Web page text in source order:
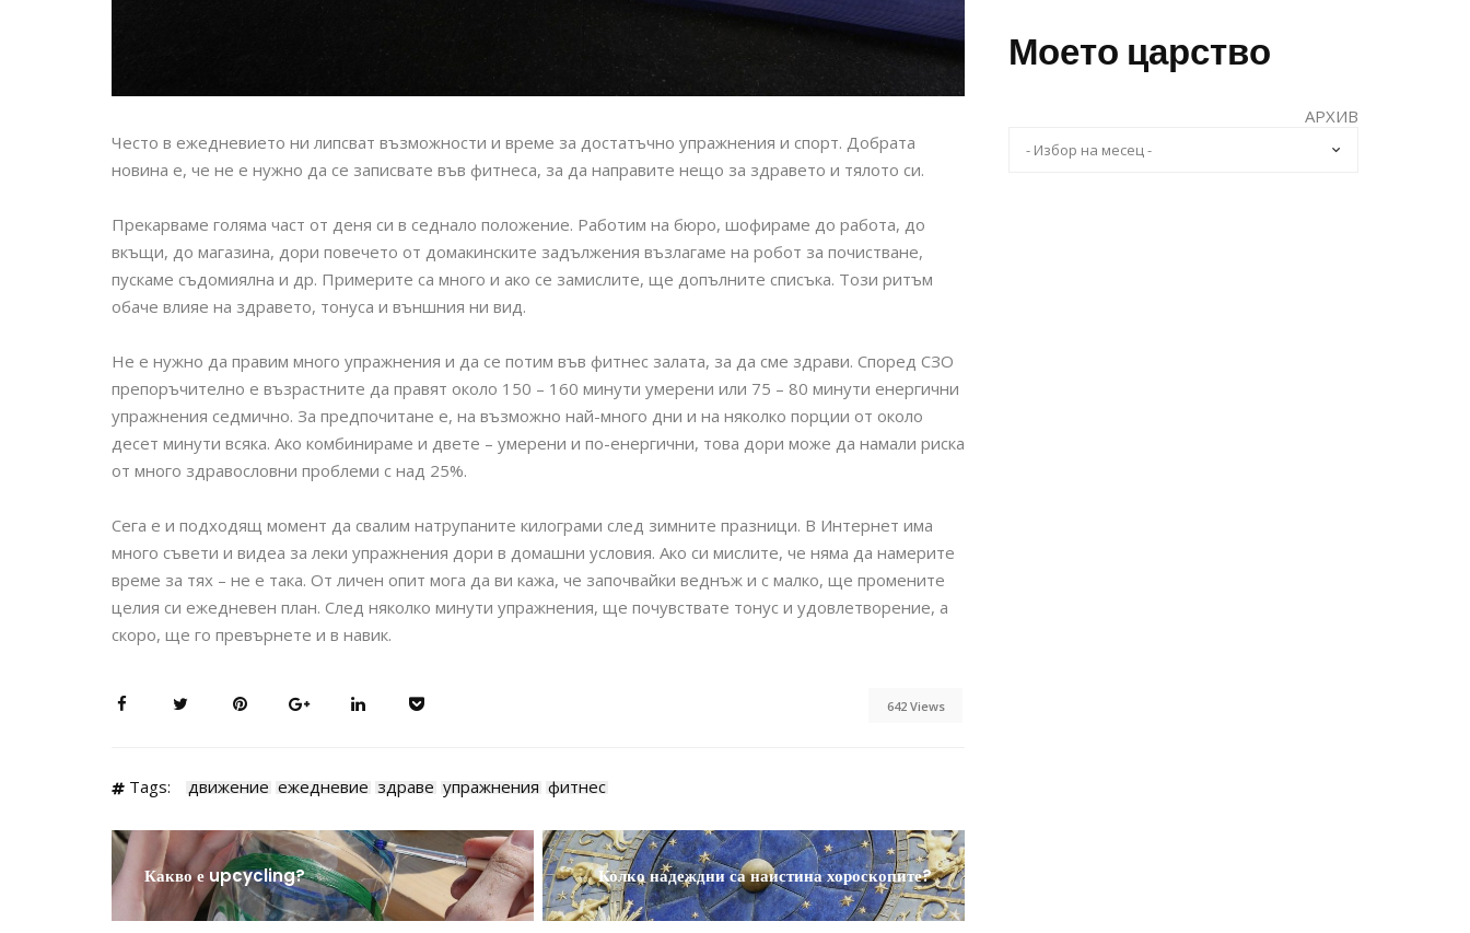
Често в ежедневието ни липсват възможности и време за достатъчно упражнения и спорт. Добрата
новина е, че не е нужно да се записвате във фитнеса, за да направите нещо за здравето и тялото си.
Прекарваме голяма част от деня си в седнало положение. Работим на бюро, шофираме до работа, до
вкъщи, до магазина, дори повечето от домакинските задължения възлагаме на робот за почистване,
пускаме съдомиялна и др. Примерите са много и ако се замислите, ще допълните списъка. Този ритъм
обаче влияе на здравето, тонуса и външния ни вид.
Не е нужно да правим много упражнения и да се потим във фитнес залата, за да сме здрави. Според СЗО
препоръчително е възрастните да правят около 150 – 160 минути умерени или 75 – 80 минути енергични
упражнения седмично. За предпочитане е, на възможно най-много дни и на няколко порции от около
десет минути всяка. Ако комбинираме и двете – умерени и по-енергични, това дори може да намали риска
от много здравословни проблеми с над 25%.
Сега е и подходящ момент да свалим натрупаните килограми след зимните празници. В Интернет има
много съвети и видеа за леки упражнения дори в домашни условия. Ако си мислите, че няма да намерите
време за тях – не е така. От личен опит мога да ви кажа, че започвайки веднъж и с малко, ще промените
целия си ежедневен план. След няколко минути упражнения, ще почувствате тонус и удовлетворение, а
скоро, ще го превърнете и в навик.
642 Views
Tags: движение ежедневие здраве упражнения фитнес
Какво е upcycling? Колко надеждни са наистина хороскопите?
Моето царство
АРХИВ